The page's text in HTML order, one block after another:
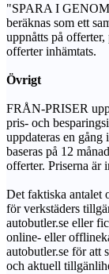
"SPARA I
beräknas som ett
uppnåtts på
offerter inhämtats.
Övrigt
FRÅN-PRISER
pris- och
uppdateras en
baseras på 12
offerter. Priserna är
Det faktiska antalet
för verkstäders
autobutler.se eller
online- eller
autobutler.se för att
och aktuell